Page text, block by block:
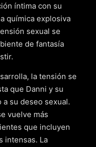
íntima con su
química explosiva
sexual se
de fantasía
la tensión se
que Danni y su
su deseo sexual.
vuelve más
que incluyen
intensas. La